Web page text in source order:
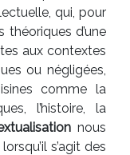
qui, pour
d’une
aux contextes
ou négligées,
comme la
l’histoire, la
nous
s’agit des